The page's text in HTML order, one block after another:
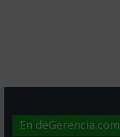
En deGerencia.com